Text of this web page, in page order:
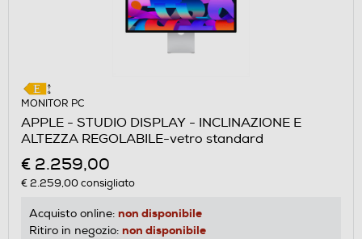
MONITOR PC
APPLE - STUDIO DISPLAY - INCLINAZIONE E
ALTEZZA REGOLABILE-vetro standard
€ 2.259,00
€ 2.259,00consigliato
Acquisto online: non disponibile
Ritiro in negozio: non disponibile